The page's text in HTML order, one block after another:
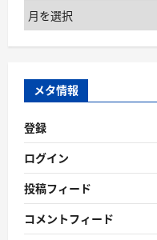
ア
ー
カ
ブ
メタ情報
登録
ログイン
投稿フィード
コメントフィード